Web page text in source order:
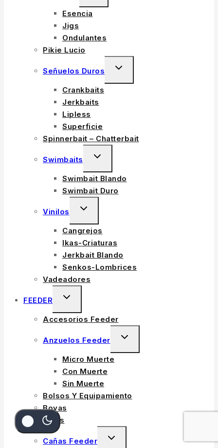
CHILD
MENU
Esencia
Jigs
Ondulantes
Pikie Lucio
Señuelos Duros
TOGGLE
CHILD
Crankbaits
Jerkbaits
Lipless
Superficie
Spinnerbait – Chatterbait
Swimbaits
TOGGLE
CHILD
MENU
Swimbait Blando
Swimbait Duro
Vinilos
TOGGLE
CHILD
MENU
Cangrejos
Ikas-Criaturas
Jerkbait Blando
Senkos-Lombrices
Vadeadores
FEEDER
TOGGLE
CHILD
MENU
Accesorios Feeder
Anzuelos Feeder
TOGGLE
CHILD
Micro Muerte
Con Muerte
Sin Muerte
Bolsos Y Equipamiento
Boyas
Cajas
Cañas Feeder
TOGGLE